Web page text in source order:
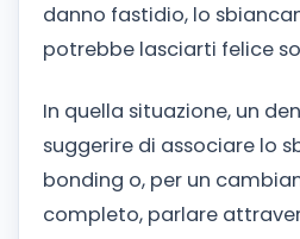
danno fastidio, lo
potrebbe lasciarti felice
In quella situazione, un
suggerire di associare lo
bonding o, per un
completo, parlare